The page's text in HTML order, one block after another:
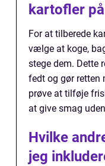
kartofler
For at tilberede
vælge at koge,
stege dem. Dette
fedt og gør retten
prøve at tilføje
at give smag
Hvilke
jeg